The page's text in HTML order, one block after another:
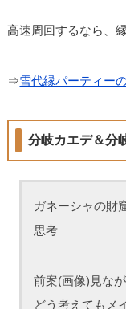
高速周回するなら、
⇒雪代縁パーティー
分岐カエデ＆分
ガネーシャの財
思考
前案(画像)見な
どう考えてもメ